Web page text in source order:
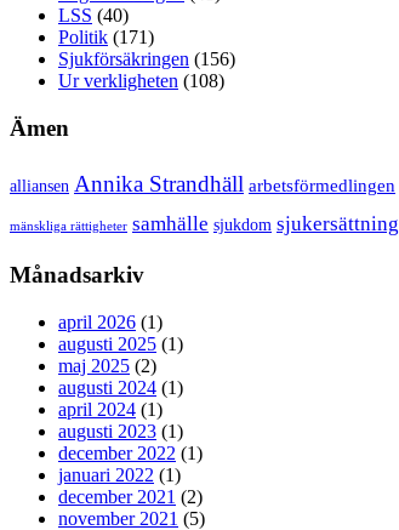
LSS (40)
Politik (171)
Sjukförsäkringen (156)
Ur verkligheten (108)
Ämen
alliansen Annika Strandhäll arbetsförmedlingen
mänskliga rättigheter samhälle sjukdom sjukersättning
Månadsarkiv
april 2026 (1)
augusti 2025 (1)
maj 2025 (2)
augusti 2024 (1)
april 2024 (1)
augusti 2023 (1)
december 2022 (1)
januari 2022 (1)
december 2021 (2)
november 2021 (5)